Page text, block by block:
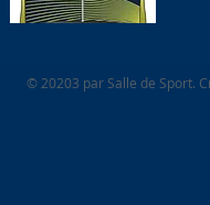
© 20203 par Salle de Sport.